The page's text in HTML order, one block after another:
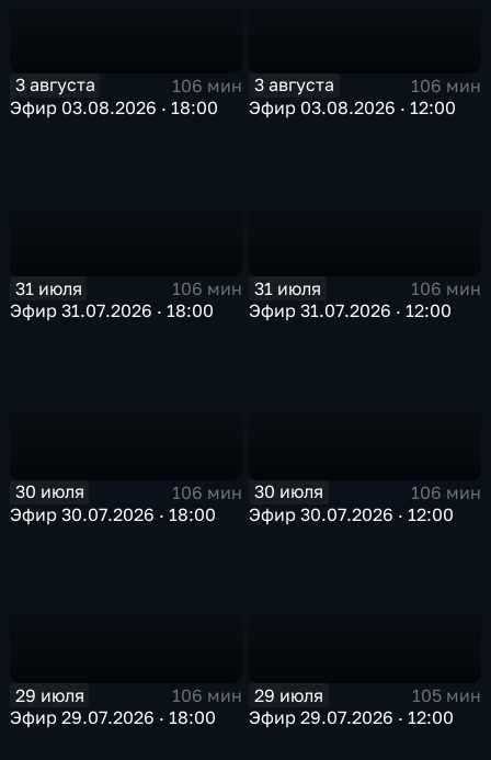
3 августа
106 мин
Эфир 03.08.2026 · 18:00
3 августа
106 мин
Эфир 03.08.2026 · 12:00
31 июля
106 мин
Эфир 31.07.2026 · 18:00
31 июля
106 мин
Эфир 31.07.2026 · 12:00
30 июля
106 мин
Эфир 30.07.2026 · 18:00
30 июля
106 мин
Эфир 30.07.2026 · 12:00
29 июля
106 мин
Эфир 29.07.2026 · 18:00
29 июля
105 мин
Эфир 29.07.2026 · 12:00